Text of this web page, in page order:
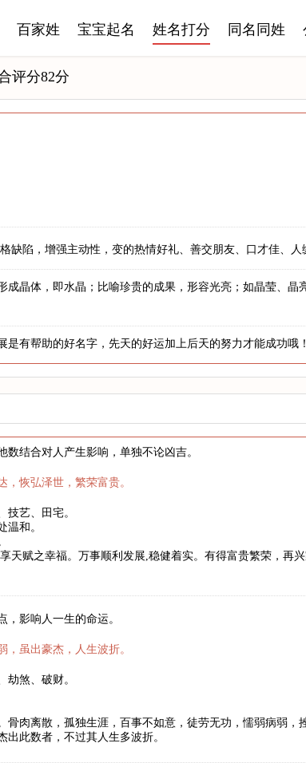
百家姓 宝宝起名 姓名打分 同名同姓
评分82分
缺陷，增强主动性，变的热情好礼、善交朋友、口才佳、人
成晶体，即水晶；比喻珍贵的成果，形容光亮；如晶莹、晶
是有帮助的好名字，先天的好运加上后天的努力才能成功哦！
结合对人产生影响，单独不论凶吉。
，恢弘泽世，繁荣富贵。
技艺、田宅。
温和。
天赋之幸福。万事顺利发展,稳健着实。有得富贵繁荣，再
，影响人一生的命运。
，虽出豪杰，人生波折。
劫煞、破财。
骨肉离散，孤独生涯，百事不如意，徒劳无功，懦弱病弱，
此数者，不过其人生多波折。